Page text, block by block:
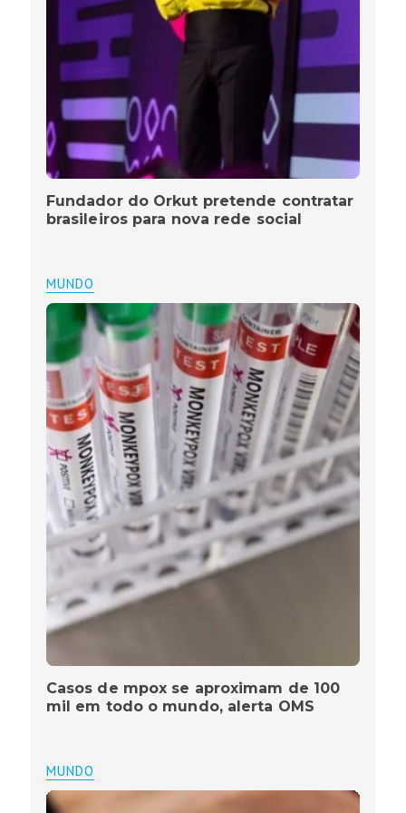
Fundador do Orkut pretende contratar
brasileiros para nova rede social
MUNDO
Casos de mpox se aproximam de 100
mil em todo o mundo, alerta OMS
MUNDO